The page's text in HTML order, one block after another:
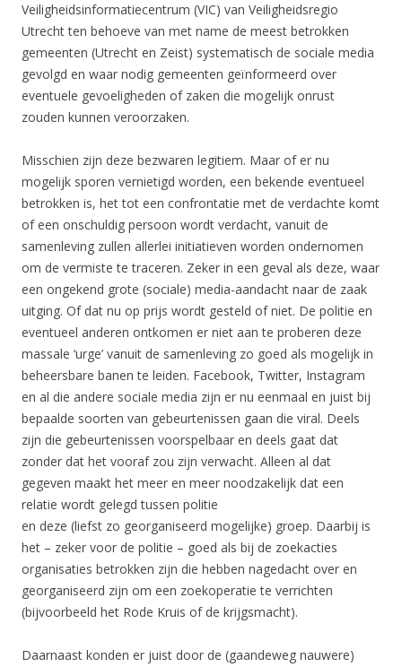
Veiligheidsinformatiecentrum (VIC) van Veiligheidsregio
Utrecht ten behoeve van met name de meest betrokken
gemeenten (Utrecht en Zeist) systematisch de sociale media
gevolgd en waar nodig gemeenten geïnformeerd over
eventuele gevoeligheden of zaken die mogelijk onrust
zouden kunnen veroorzaken.
Misschien zijn deze bezwaren legitiem. Maar of er nu
mogelijk sporen vernietigd worden, een bekende eventueel
betrokken is, het tot een confrontatie met de verdachte komt
of een onschuldig persoon wordt verdacht, vanuit de
samenleving zullen allerlei initiatieven worden ondernomen
om de vermiste te traceren. Zeker in een geval als deze, waar
een ongekend grote (sociale) media-aandacht naar de zaak
uitging. Of dat nu op prijs wordt gesteld of niet. De politie en
eventueel anderen ontkomen er niet aan te proberen deze
massale ‘urge’ vanuit de samenleving zo goed als mogelijk in
beheersbare banen te leiden. Facebook, Twitter, Instagram
en al die andere sociale media zijn er nu eenmaal en juist bij
bepaalde soorten van gebeurtenissen gaan die viral. Deels
zijn die gebeurtenissen voorspelbaar en deels gaat dat
zonder dat het vooraf zou zijn verwacht. Alleen al dat
gegeven maakt het meer en meer noodzakelijk dat een
relatie wordt gelegd tussen politie
en deze (liefst zo georganiseerd mogelijke) groep. Daarbij is
het – zeker voor de politie – goed als bij de zoekacties
organisaties betrokken zijn die hebben nagedacht over en
georganiseerd zijn om een zoekoperatie te verrichten
(bijvoorbeeld het Rode Kruis of de krijgsmacht).
Daarnaast konden er juist door de (gaandeweg nauwere)